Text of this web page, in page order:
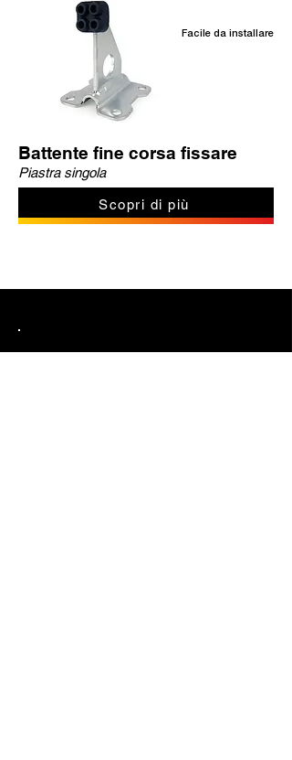
Facile da installare
Battente fine corsa fissare
Piastra singola
Scopri di più